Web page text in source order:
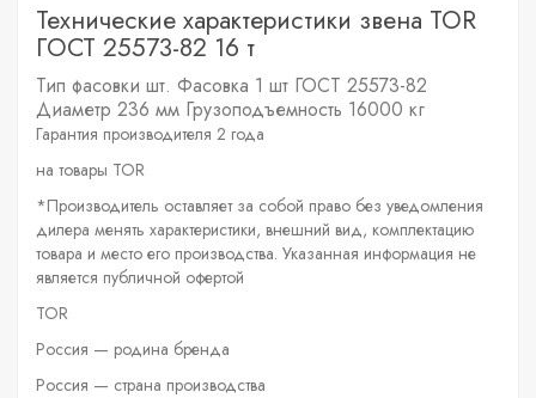
Технические характеристики звена TOR
ГОСТ 25573-82 16 т
Тип фасовки шт. Фасовка 1 шт ГОСТ 25573-82
Диаметр 236 мм Грузоподъемность 16000 кг
Гарантия производителя 2 года
на товары TOR
*Производитель оставляет за собой право без уведомления
дилера менять характеристики, внешний вид, комплектацию
товара и место его производства. Указанная информация не
является публичной офертой
TOR
Россия — родина бренда
Россия — страна производства